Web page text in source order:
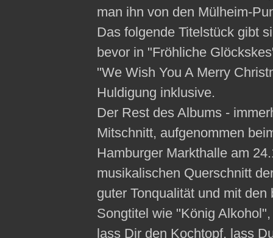
man ihn von den Mülheim-
Das folgende Titelstück gibt
bevor in "Fröhliche
"We Wish You A Merry
Huldigung inklusive.
Der Rest des Albums -
Mitschnitt, aufgenommen
Hamburger Markthalle am
musikalischen Querschnitt
guter Tonqualität und mit
Songtitel wie "König
lass Dir den Kochtopf, lass